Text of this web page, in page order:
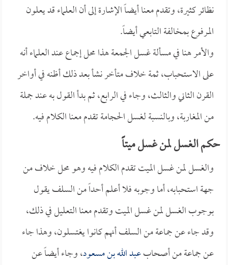
نظائر كثيرة، وتقدم معنا أيضاً الإشارة إلى أن العلماء قد يعلون
المرفوع بمخالفة التابعي أيضاً.
والأمر هنا في مسألة غسل الجمعة هذا محل إجماع عند العلماء أنه
على الاستحباب، ثمة خلاف متأخر نشأ بعد ذلك أظنه في أواخر
القرن الثاني والثالث، وجاء في الرابع، ثم بدأ القول به عند جملة
من المغاربة، وبالنسبة لغسل الحجامة تقدم معنا الكلام فيه.
حكم الغسل لمن غسل ميتاً
والغسل لمن غسل الميت تقدم الكلام فيه وهو محل خلاف من
جهة استحبابه، أما وجوبه فلا أعلم أحداً من السلف يقول
بوجوب الغسل لمن غسل الميت وتقدم معنا التعليل في ذلك،
وقد جاء عن جماعة من السلف أنهم كانوا يغتسلون، وهذا جاء
عن جماعة من أصحابعبد الله بن مسعود، وجاء أيضاً عن